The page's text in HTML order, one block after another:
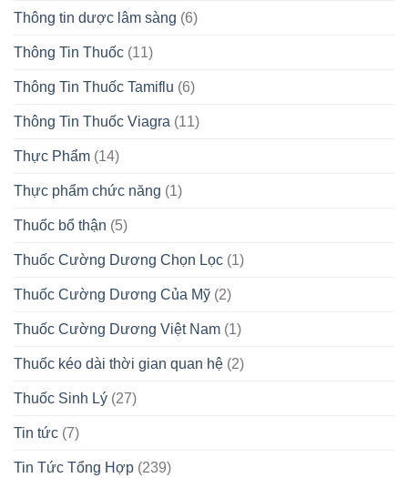
Thông tin dược lâm sàng (6)
Thông Tin Thuốc (11)
Thông Tin Thuốc Tamiflu (6)
Thông Tin Thuốc Viagra (11)
Thực Phẩm (14)
Thực phẩm chức năng (1)
Thuốc bổ thận (5)
Thuốc Cường Dương Chọn Lọc (1)
Thuốc Cường Dương Của Mỹ (2)
Thuốc Cường Dương Việt Nam (1)
Thuốc kéo dài thời gian quan hệ (2)
Thuốc Sinh Lý (27)
Tin tức (7)
Tin Tức Tổng Hợp (239)